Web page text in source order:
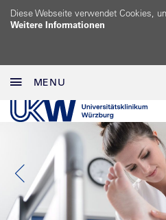
Diese Webseite verwendet Cookies,
Weitere Informationen
MENU